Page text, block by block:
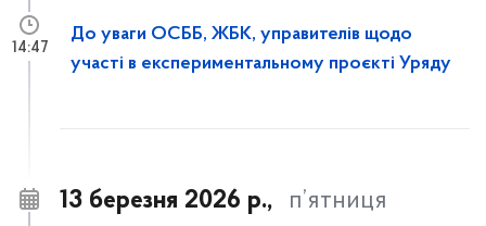
До уваги ОСББ, ЖБК, управителів щодо
участі в експериментальному проєкті Уряду
14:47
13 березня 2026 р., п’ятниця